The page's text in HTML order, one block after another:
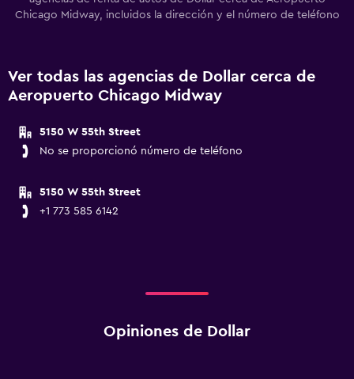
Chicago Midway, incluidos la dirección y el número de teléfono
Ver todas las agencias de Dollar cerca de
Aeropuerto Chicago Midway
5150 W 55th Street
No se proporcionó número de teléfono
5150 W 55th Street
+1 773 585 6142
Opiniones de Dollar